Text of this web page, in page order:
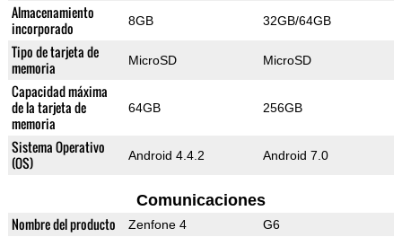
Almacenamiento
incorporado
8GB 32GB/64GB
Tipo de tarjeta de
memoria
MicroSD MicroSD
Capacidad máxima
de la tarjeta de
memoria
64GB 256GB
Sistema Operativo
(OS)
Android 4.4.2 Android 7.0
Comunicaciones
Nombre del producto Zenfone 4 G6